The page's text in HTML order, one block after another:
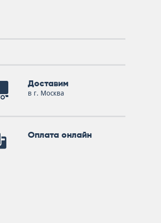
Доставим
в г. Москва
Оплата онлайн